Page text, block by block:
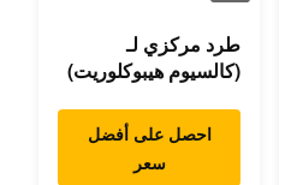
طرد مركزي لـ
(كالسيوم هيبوكلوريت)
احصل على أفضل
سعر